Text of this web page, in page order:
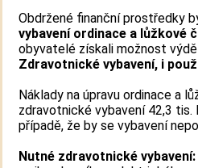
Obdržené finanční prostředky
vybavení ordinace a lůžkové
obyvatelé získali možnost
Zdravotnické vybavení, i
Náklady na úpravu ordinace a
zdravotnické vybavení 42,3
případě, že by se vybavení
Nutné zdravotnické vybavení: